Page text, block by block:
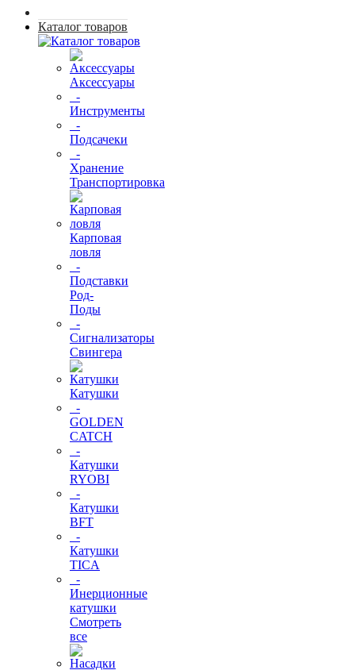
Каталог товаров
Аксессуары
-
Инструменты
-
Подсачеки
-
Хранение
Транспортировка
Карповая
ловля
-
Подставки
Род-
Поды
-
Сигнализаторы
Свингера
Катушки
-
GOLDEN
CATCH
-
Катушки
RYOBI
-
Катушки
BFT
-
Катушки
TICA
-
Инерционные
катушки
Смотреть
все